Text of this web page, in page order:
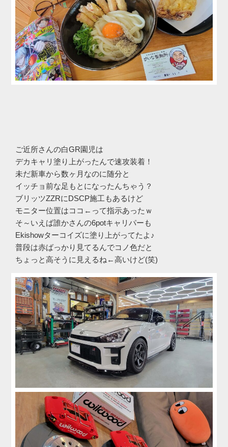
ご近所さんの白GR園児は
デカキャリ塗り上がったんで速攻装着！
未だ新車から数ヶ月なのに随分と
イッチョ前な足もとになったんちゃう？
ブリッツZZRにDSCP施工もあるけど
モニター位置はココ←って指示あったｗ
そ～いえば誰かさんの6potキャリパーも
Ekishowターコイズに塗り上がってたよ♪
普段は赤ばっかり見てるんでコノ色だと
ちょっと高そうに見えるね←高いけど(笑)